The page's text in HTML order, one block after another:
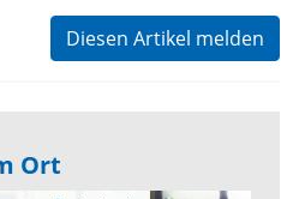
Diesen Artikel melden
Ort